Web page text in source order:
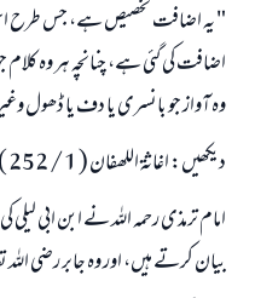
" يہ اضافت تخصيص ہے، جس طرح
اضافت كى گئى ہے، چنانچہ ہر وہ كلام
وہ آواز جو بانسرى يا دف يا ڈھول
ديكھيں: اغاثۃ اللھفان ( 1 / 252 ).
امام ترمذى رحمہ اللہ نے ابن ابى
بيان كرتے ہيں، اور وہ جابر رضى